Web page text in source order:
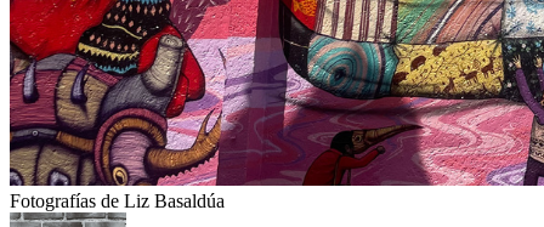
Fotografías de Liz Basaldúa